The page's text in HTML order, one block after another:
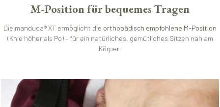
M-Position für bequemes Tragen
Die manduca® XT ermöglicht die orthopädisch empfohlene M-Position
(Knie höher als Po) – für ein natürliches, gemütliches Sitzen nah am
Körper.